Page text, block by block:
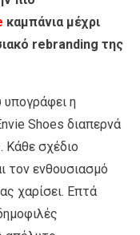
καμπάνια μέχρι
rebranding της
υπογράφει η
Shoes διαπερνά
Κάθε σχέδιο
τον ενθουσιασμό
χαρίσει. Επτά